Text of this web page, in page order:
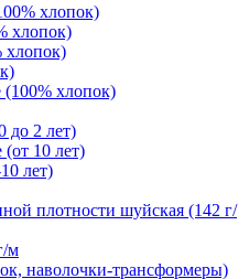
хлопок)
хлопок)
хлопок)
(100% хлопок)
до 2 лет)
(от 10 лет)
лет)
плотности шуйская (142 г/
м
наволочки-трансформеры)